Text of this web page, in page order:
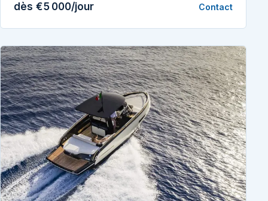
dès €5 000/jour Contact